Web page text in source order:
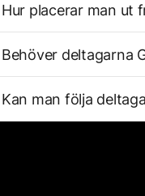
Hur placerar man ut
Behöver deltagarna
Kan man följa